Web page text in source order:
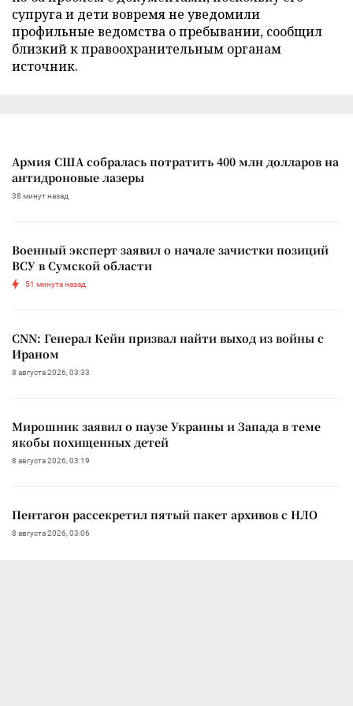
супруга и дети вовремя не уведомили
профильные ведомства о пребывании, сообщил
близкий к правоохранительным органам
источник.
Армия США собралась потратить 400 млн долларов на
антидроновые лазеры
38 минут назад
Военный эксперт заявил о начале зачистки позиций
ВСУ в Сумской области
51 минута назад
CNN: Генерал Кейн призвал найти выход из войны с
Ираном
8 августа 2026, 03:33
Мирошник заявил о паузе Украины и Запада в теме
якобы похищенных детей
8 августа 2026, 03:19
Пентагон рассекретил пятый пакет архивов с НЛО
8 августа 2026, 03:06